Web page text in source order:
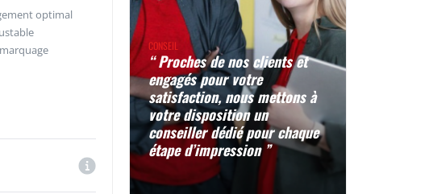
optimal
CONSEIL
“ Proches de nos clients et
engagés pour votre
satisfaction, nous mettons à
votre disposition un
conseiller dédié pour chaque
étape d’impression ”